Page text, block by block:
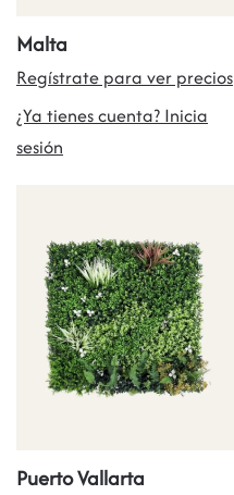
Malta
Regístrate para ver precios
¿Ya tienes cuenta? Inicia
sesión
Puerto Vallarta